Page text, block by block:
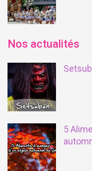
Nos actualités
5